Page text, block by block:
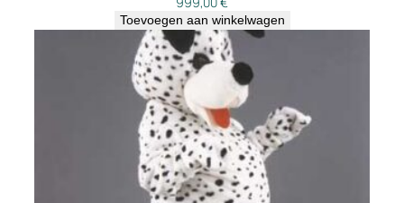
Toevoegen aan winkelwagen